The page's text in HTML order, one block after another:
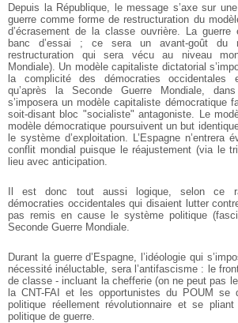
Depuis la République, le message s’axe sur
guerre comme forme de restructuration du
d’écrasement de la classe ouvrière. La
banc d’essai ; ce sera un avant-goût du
restructuration qui sera vécu au niveau
Mondiale). Un modèle capitaliste dictatorial
la complicité des démocraties occidentales
qu’après la Seconde Guerre Mondiale,
s’imposera un modèle capitaliste démocratique
soit-disant bloc "socialiste" antagoniste. Le
modèle démocratique poursuivent un but
le système d’exploitation. L’Espagne n’entrera
conflit mondial puisque le réajustement (via le
lieu avec anticipation.
Il est donc tout aussi logique, selon ce
démocraties occidentales qui disaient lutter
pas remis en cause le système politique
Seconde Guerre Mondiale.
Durant la guerre d’Espagne, l’idéologie qui
nécessité inéluctable, sera l’antifascisme : le
de classe - incluant la chefferie (on ne peut pas
la CNT-FAI et les opportunistes du POUM se
politique réellement révolutionnaire et se pliant
politique de guerre.